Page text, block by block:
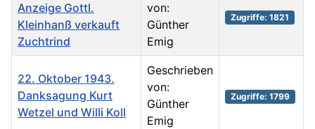
Anzeige Gottl.
Kleinhanß verkauft
Zuchtrind
von:
Günther
Emig
Zugriffe: 1821
22. Oktober 1943.
Danksagung Kurt
Wetzel und Willi Koll
Geschrieben
von:
Günther
Emig
Zugriffe: 1799